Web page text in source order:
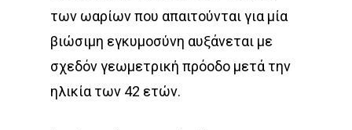
των ωαρίων που απαιτούνται για μία
βιώσιμη εγκυμοσύνη αυξάνεται με
σχεδόν γεωμετρική πρόοδο μετά την
ηλικία των 42 ετών.